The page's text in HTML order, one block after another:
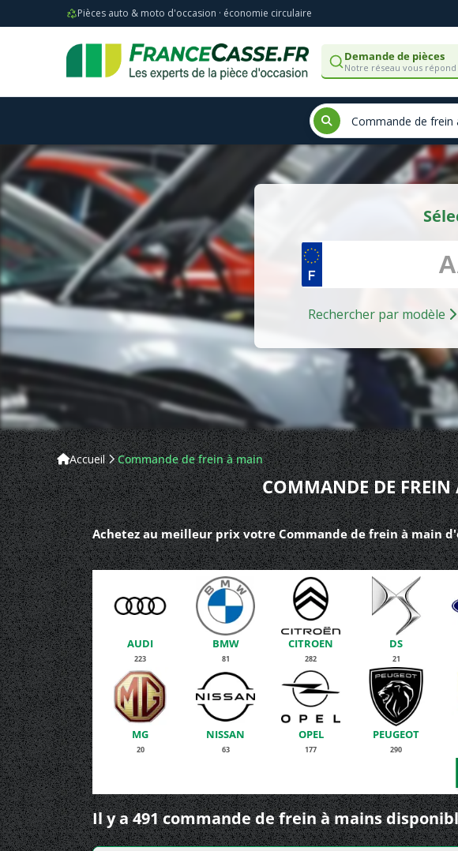
Pièces auto & moto d'occasion · économie circulaire
Demande de pièces
Notre réseau vous répond
Rechercher par modèle
Accueil Commande de frein à main
COMMANDE DE
Achetez au meilleur prix votre Commande de frein à main
AUDI
223
BMW
81
CITROEN
282
DS
21
MG
20
NISSAN
63
OPEL
177
PEUGEOT
290
Il y a 491 commande de frein à mains